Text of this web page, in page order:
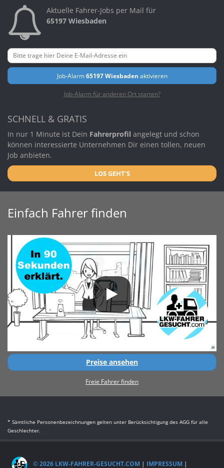
Aktuelle Fahrer-Jobs per Mail für
65197 Wiesbaden
Job-Alarm65197 Wiesbaden aktivieren
Job-Alarm für anderen Ort starten?
SCHNELL & GRATIS
In nur 1 Minute ist Dein Fahrerprofil angelegt und schon
können interessierte Unternehmen Dir einen tollen, neuen
Job anbieten.
LOS GEHT'S
Einfach Fahrer finden
Preise ansehen
Freie Fahrer finden
* Sämtliche Personenbezeichnungen gelten unter Berücksichtigung des AGG für alle
Geschlechter.
© 2026 LKW-FAHRER-GESUCHT.COM | IMPRESSUM |